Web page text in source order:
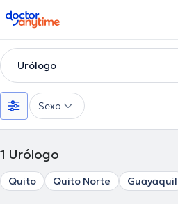
doctoranytime
Urólogo
Sexo
1 Urólogo
Quito Quito Norte Guayaquil